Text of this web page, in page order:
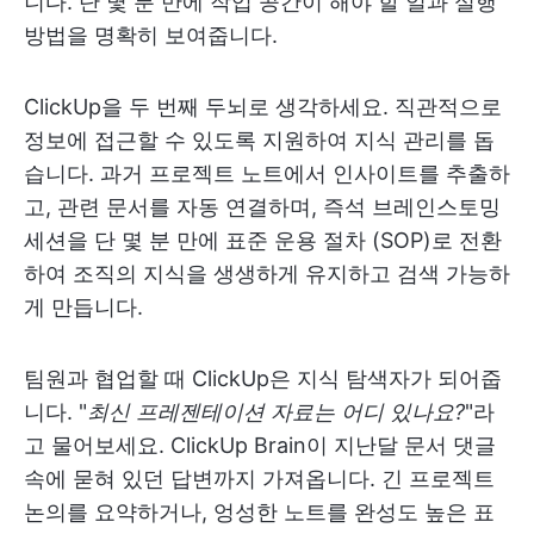
방법을 명확히 보여줍니다.
ClickUp을 두 번째 두뇌로 생각하세요. 직관적으로
정보에 접근할 수 있도록 지원하여 지식 관리를 돕
습니다. 과거 프로젝트 노트에서 인사이트를 추출하
고, 관련 문서를 자동 연결하며, 즉석 브레인스토밍
세션을 단 몇 분 만에 표준 운용 절차 (SOP)로 전환
하여 조직의 지식을 생생하게 유지하고 검색 가능하
게 만듭니다.
팀원과 협업할 때 ClickUp은 지식 탐색자가 되어줍
니다. "최신 프레젠테이션 자료는 어디 있나요?"라
고 물어보세요. ClickUp Brain이 지난달 문서 댓글
속에 묻혀 있던 답변까지 가져옵니다. 긴 프로젝트
논의를 요약하거나, 엉성한 노트를 완성도 높은 표